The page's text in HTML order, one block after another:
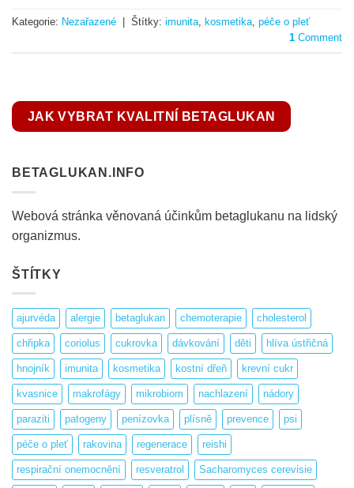
Kategorie: Nezařazené Štítky: imunita kosmetika péče o pleť
1 Comment
JAK VYBRAT KVALITNÍ BETAGLUKAN
BETAGLUKAN.INFO
Webová stránka věnovaná účinkům betaglukanu na lidský
organizmus.
ŠTÍTKY
ajurvéda alergie betaglukan chemoterapie cholesterol
chřipka coriolus cukrovka dávkování děti hlíva ústřičná
hnojník imunita kosmetika kostní dřeň krevní cukr
kvasnice makrofágy mikrobiom nachlazení nádory
paraziti patogeny penízovka plísně prevence psi
péče o pleť rakovina regenerace reishi
respirační onemocnění resveratrol Sacharomyces cerevisie